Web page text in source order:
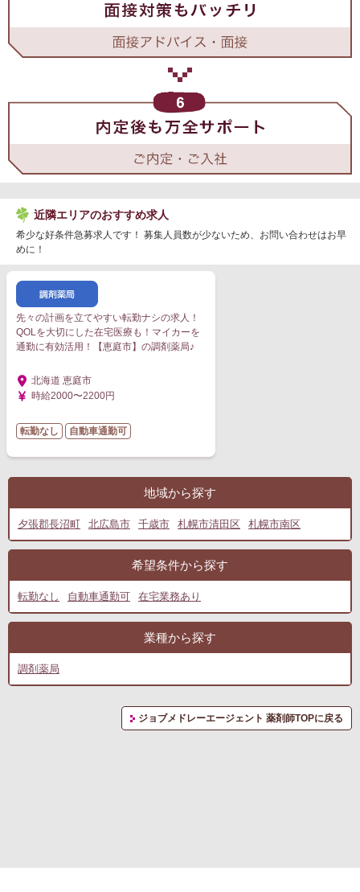
近隣エリアのおすすめ求人
希少な好条件急募求人です！ 募集人員数が少ないため、お問い合わせはお早
めに！
先々の計画を立てやすい転勤ナシの求人！
QOLを大切にした在宅医療も！マイカーを
通勤に有効活用！【恵庭市】の調剤薬局♪
北海道 恵庭市
時給2000〜2200円
転勤なし 自動車通勤可
地域から探す
夕張郡長沼町 北広島市 千歳市 札幌市清田区 札幌市南区
希望条件から探す
転勤なし 自動車通勤可 在宅業務あり
業種から探す
調剤薬局
ジョブメドレーエージェント 薬剤師TOPに戻る